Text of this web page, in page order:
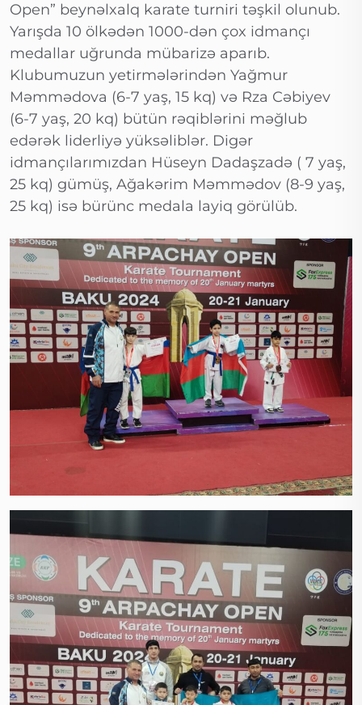
Open” beynəlxalq karate turniri təşkil olunub.
Yarışda 10 ölkədən 1000-dən çox idmançı
medallar uğrunda mübarizə aparıb.
Klubumuzun yetirmələrindən Yağmur
Məmmədova (6-7 yaş, 15 kq) və Rza Cəbiyev
(6-7 yaş, 20 kq) bütün rəqiblərini məğlub
edərək liderliyə yüksəliblər. Digər
idmançılarımızdan Hüseyn Dadaşzadə ( 7 yaş,
25 kq) gümüş, Ağakərim Məmmədov (8-9 yaş,
25 kq) isə bürünc medala layiq görülüb.